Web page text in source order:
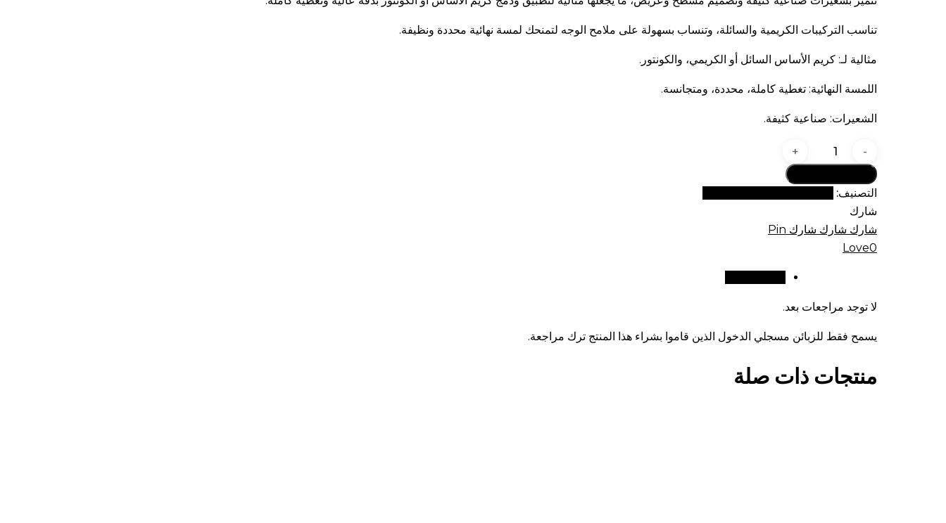
تناسب التركيبات الكريمية والسائلة، وتنساب بسهولة على ملامح الوجه لتمنحك لمسة نهائية محددة ونظيفة.
مثالية لـ: كريم الأساس السائل أو الكريمي، والكونتور.
اللمسة النهائية: تغطية كاملة، محددة، ومتجانسة.
الشعيرات: صناعية كثيفة.
كمية
فرشاة
كريم
الأساس
GOMAR
G44
التصنيف:
شارك
شارك شارك شارك Pin
Love0
لا توجد مراجعات بعد.
يسمح فقط للزبائن مسجلي الدخول الذين قاموا بشراء هذا المنتج ترك مراجعة.
منتجات ذات صلة